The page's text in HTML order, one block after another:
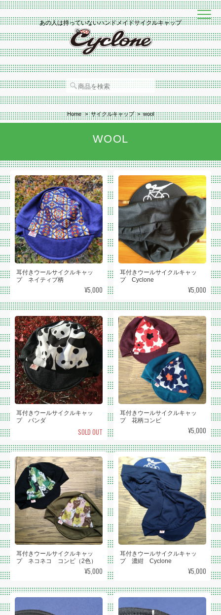
あの人は持っていないハンドメイドサイクルキャップ
Home サイクルキャップ wool
WOOL
耳付きウールサイクルキャッ
プ ネイティブ柄
¥5,000
耳付きウールサイクルキャッ
プ Cyclone
¥5,000
耳付きウールサイクルキャッ
プ パンダ
SOLD OUT
耳付きウールサイクルキャッ
プ 花柄コンビ
¥5,000
耳付きウールサイクルキャッ
プ ネコネコ コンビ（2色）
¥5,000
耳付きウールサイクルキャッ
プ 濃紺 Cyclone
¥5,000